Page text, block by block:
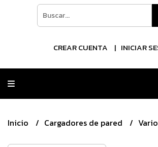
CREAR CUENTA INICIAR
Inicio Cargadores de pared